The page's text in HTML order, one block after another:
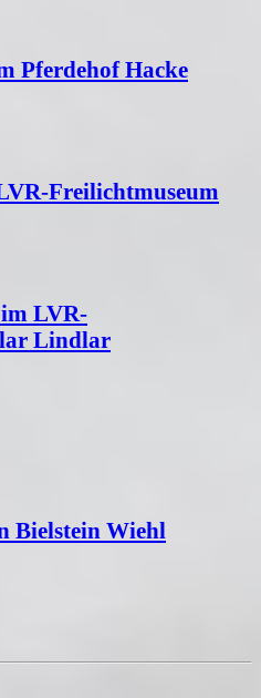
Pferdehof Hacke
Freilichtmuseum
im LVR-
Lindlar
Bielstein Wiehl